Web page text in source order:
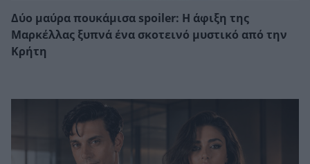
Δύο μαύρα πουκάμισα spoiler: Η άφιξη της
Μαρκέλλας ξυπνά ένα σκοτεινό μυστικό από την
Κρήτη